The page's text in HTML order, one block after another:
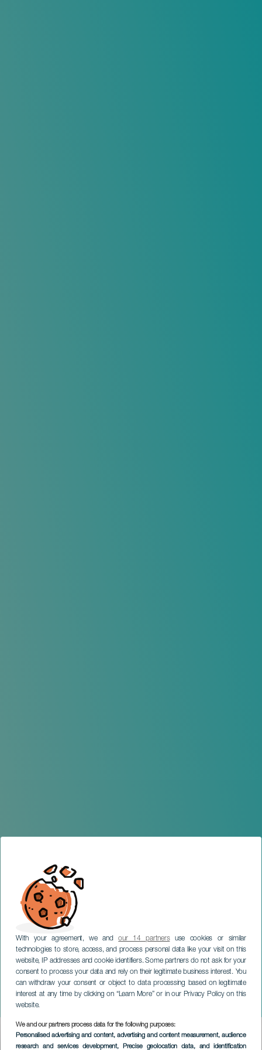
With your agreement, we andour 14 partnersuse cookies or similar
technologies to store, access, and process personal data like your visit on this
website, IP addresses and cookie identifiers. Some partners do not ask for your
consent to process your data and rely on their legitimate business interest. You
can withdraw your consent or object to data processing based on legitimate
interest at any time by clicking on “Learn More” or in our Privacy Policy on this
website.
We and our partners process data for the following purposes:
Personalised advertising and content, advertising and content measurement, audience
research and services development, Precise geolocation data, and identification
La Comedia de los Errores
GRAN CANARIA
Imagen
Listado